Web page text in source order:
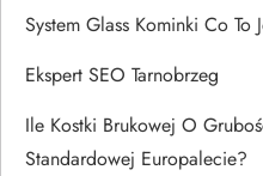
System Glass Kominki Co To
Ekspert SEO Tarnobrzeg
Ile Kostki Brukowej O
Standardowej Europalecie?